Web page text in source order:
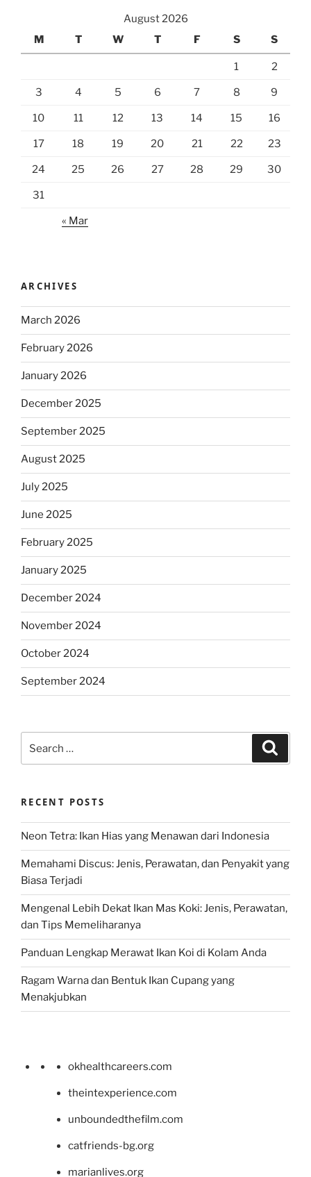
August 2026
M
T W T F S S
1 2
3 4 5 6 7 8 9
10 11 12 13 14 15 16
17 18 19 20 21 22 23
24 25 26 27 28 29 30
31
« Mar
ARCHIVES
March 2026
February 2026
January 2026
December 2025
September 2025
August 2025
July 2025
June 2025
February 2025
January 2025
December 2024
November 2024
October 2024
September 2024
for:
RECENT POSTS
Neon Tetra: Ikan Hias yang Menawan dari Indonesia
Memahami Discus: Jenis, Perawatan, dan Penyakit yang
Biasa Terjadi
Mengenal Lebih Dekat Ikan Mas Koki: Jenis, Perawatan,
dan Tips Memeliharanya
Panduan Lengkap Merawat Ikan Koi di Kolam Anda
Ragam Warna dan Bentuk Ikan Cupang yang
Menakjubkan
okhealthcareers.com
theintexperience.com
unboundedthefilm.com
catfriends-bg.org
marianlives.org